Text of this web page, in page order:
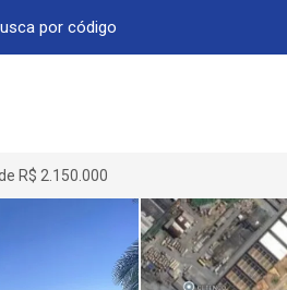
R$ 2.150.000